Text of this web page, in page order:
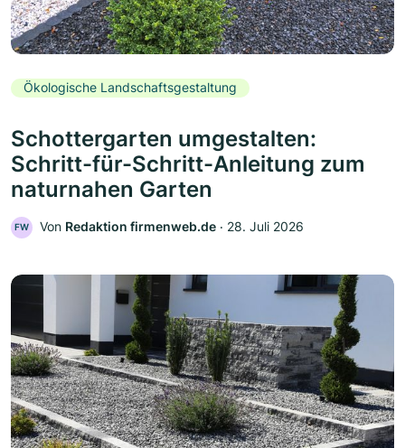
Ökologische Landschaftsgestaltung
Schottergarten umgestalten:
Schritt-für-Schritt-Anleitung zum
naturnahen Garten
FW Von Redaktion firmenweb.de ‧ 28. Juli 2026